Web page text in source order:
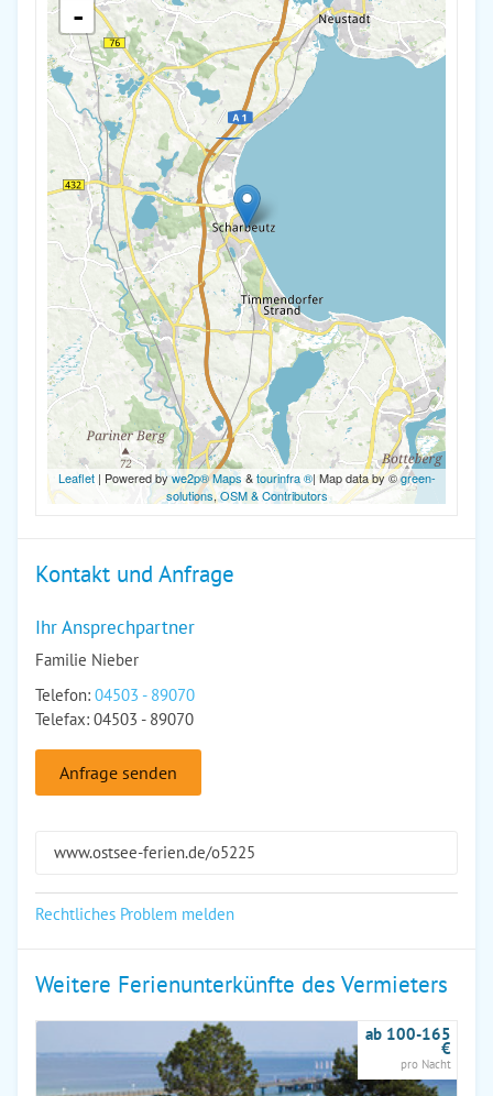
-
Leaflet| Powered bywe2p® Maps&tourinfra ®| Map data by ©green-
solutions,OSM & Contributors
Kontakt und Anfrage
Ihr Ansprechpartner
Familie Nieber
Telefon: 04503 - 89070
Telefax: 04503 - 89070
Anfrage senden
www.ostsee-ferien.de/o5225
Rechtliches Problem melden
Weitere Ferienunterkünfte des Vermieters
ab 100-165
€
pro Nacht